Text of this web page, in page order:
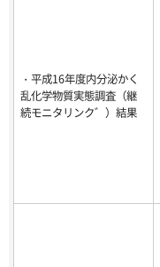
・平成16年度内分泌かく
乱化学物質実態調査（継
続モニタリンク゛）結果